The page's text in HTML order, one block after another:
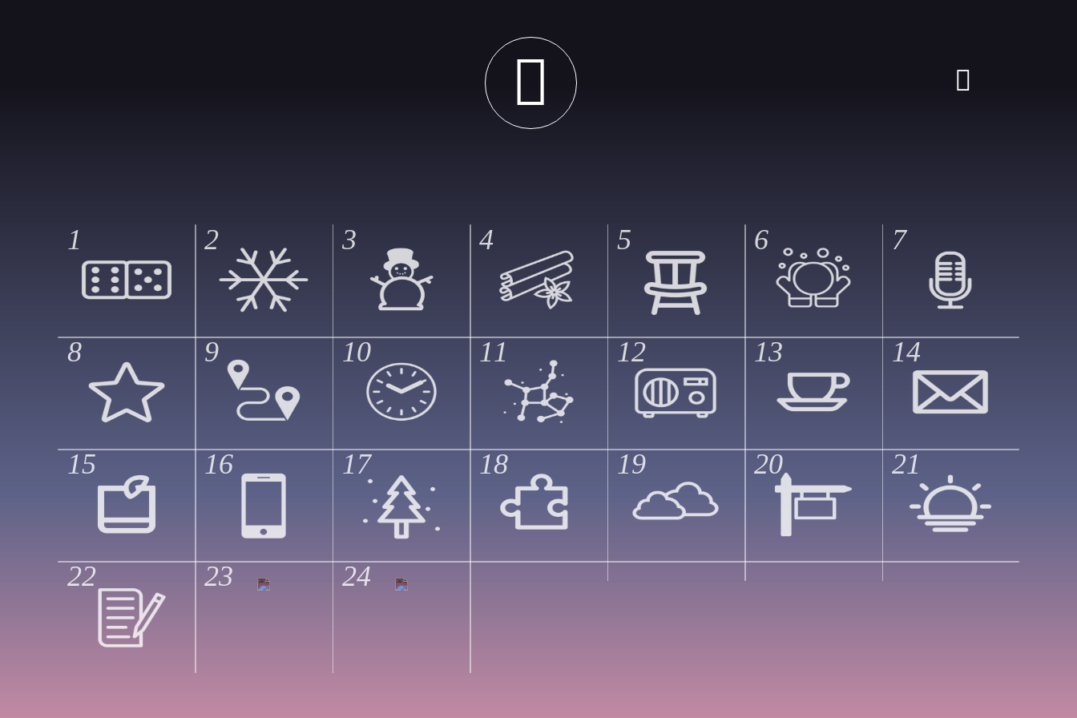
1 2 3 4 5 6 7
8 9 10 11 12 13 14
15 16 17 18 19 20 21
22 23 24